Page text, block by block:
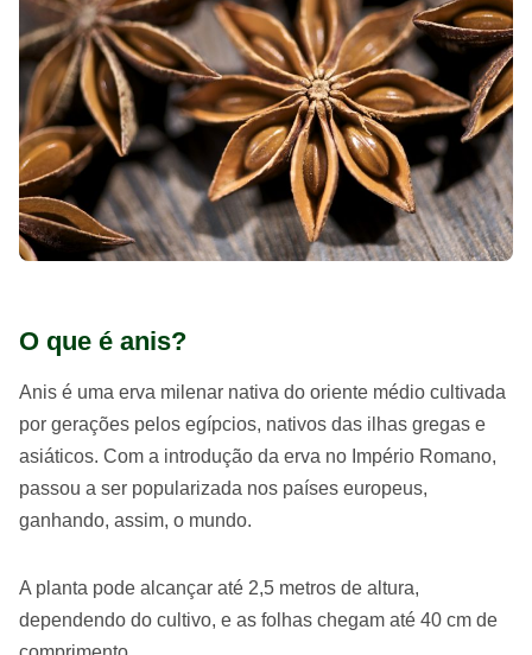
O que é anis?
Anis é uma erva milenar nativa do oriente médio cultivada
por gerações pelos egípcios, nativos das ilhas gregas e
asiáticos. Com a introdução da erva no Império Romano,
passou a ser popularizada nos países europeus,
ganhando, assim, o mundo.
A planta pode alcançar até 2,5 metros de altura,
dependendo do cultivo, e as folhas chegam até 40 cm de